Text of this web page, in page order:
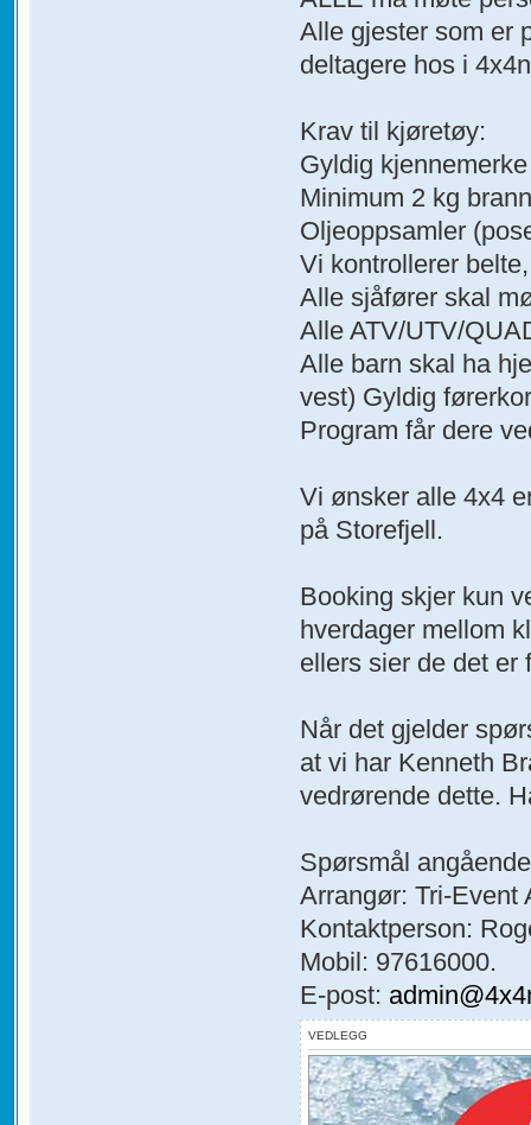
Alle gjester som er
deltagere hos i
Krav til kjøretøy:
Gyldig
Minimum 2 kg
Oljeoppsamler
Vi kontrollerer
Alle sjåfører skal
Alle ATV/UTV/
Alle barn skal ha
vest) Gyldig
Program får dere
Vi ønsker alle 4x4
på Storefjell.
Booking skjer kun
hverdager mellom
ellers sier de det er
Når det gjelder
at vi har Kenneth
vedrørende dette.
Spørsmål
Arrangør: Tri-Event
Kontaktperson:
Mobil: 97616000.
E-post:
VEDLEGG